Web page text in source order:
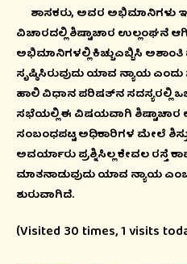
ಶಾಸಕರು, ಅವರ ಅಭಿಮಾನಿಗಳು
ವಿಚಾರದಲ್ಲಿ ಶಿಷ್ಟಾಚಾರ ಉಲ್ಲಂಘನೆ
ಅಭಿಮಾನಿಗಳಲ್ಲಿ ಕಿಚ್ಚುಎಬ್ಬಿಸಿ
ಸೃಷ್ಠಿಸಿರುವುದು ಯಾವ ನ್ಯಾಯ
ಹಾಲಿ ವಿಧಾನ ಪರಿಷತ್‍ನ ಸದಸ್ಯರಲ್ಲಿ
ಸಭೆಯಲ್ಲಿ ಈ ವಿಷಯವಾಗಿ ಶಿಷ್ಟಾಚಾರ
ಸಂಬಂಧಪಟ್ಟ ಅಧಿಕಾರಿಗಳ ಮೇಲೆ
ಅವರ್ಯಾರು ಪ್ರಶ್ನಿಸಿಲ್ಲ ಕೇವಲ ರಸ್ತೆ
ಮಾತನಾಡುವುದು ಯಾವ ನ್ಯಾಯ
ಶುರುವಾಗಿದೆ.
(Visited 30 times, 1 visits